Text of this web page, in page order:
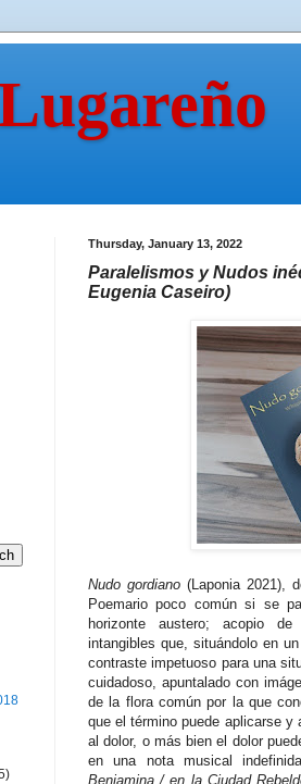
Thursday, January 13, 2022
Paralelismos y Nudos
Eugenia Caseiro)
Nudo gordiano (Laponia 2021),
Poemario poco común si se
horizonte austero; acopio
intangibles que, situándolo en
contraste impetuoso para una
cuidadoso, apuntalado con
de la flora común por la que
que el término puede aplicarse
al dolor, o más bien el dolor
en una nota musical
Benjamina / en la Ciudad